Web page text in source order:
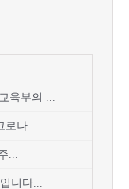
육부의 ...
나...
...
니다...